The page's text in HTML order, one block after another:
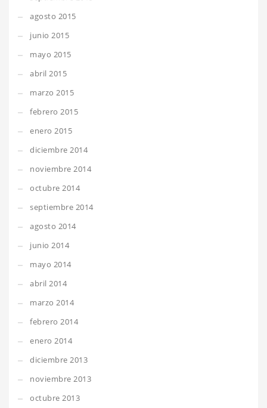
agosto 2015
junio 2015
mayo 2015
abril 2015
marzo 2015
febrero 2015
enero 2015
diciembre 2014
noviembre 2014
octubre 2014
septiembre 2014
agosto 2014
junio 2014
mayo 2014
abril 2014
marzo 2014
febrero 2014
enero 2014
diciembre 2013
noviembre 2013
octubre 2013